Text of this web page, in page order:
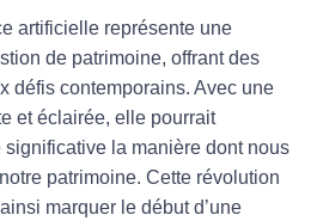
artificielle représente une
de patrimoine, offrant des
défis contemporains. Avec une
et éclairée, elle pourrait
significative la manière dont nous
patrimoine. Cette révolution
marquer le début d’une